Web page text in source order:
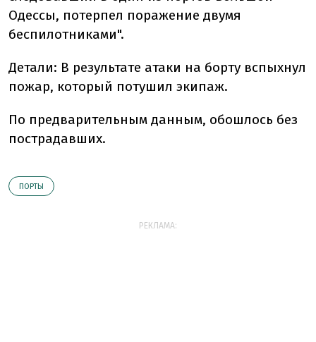
Одессы, потерпел поражение двумя
беспилотниками".
Детали: В результате атаки на борту вспыхнул
пожар, который потушил экипаж.
По предварительным данным, обошлось без
пострадавших.
ПОРТЫ
РЕКЛАМА: